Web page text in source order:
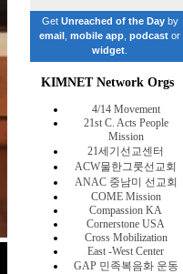
Get Unreached of the Dayby
email mobile app podcast or
widget
KIMNET Network Orgs
4/14 Movement
21st C. Acts People
Mission
21세기선교센터
ACW물한그룻선교회
ANAC 중남미 선교회
COME Mission
Compassion KA
Cornerstone USA
Cross Mobilization
East -West Center
GAP 민족복음화 운동